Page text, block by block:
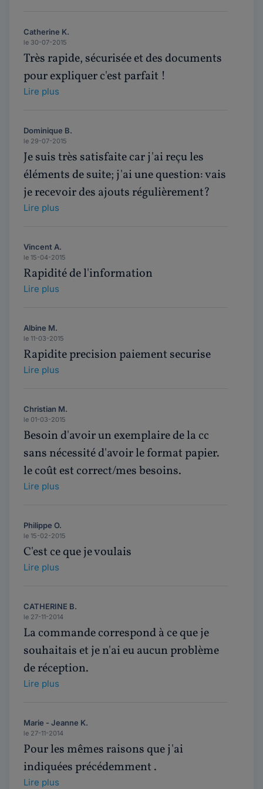
Catherine K.
le 30-07-2015
Très rapide, sécurisée et des documents
pour expliquer c'est parfait !
Lire plus
Dominique B.
le 29-07-2015
Je suis très satisfaite car j'ai reçu les
éléments de suite; j'ai une question: vais
je recevoir des ajouts régulièrement?
Lire plus
Vincent A.
le 15-04-2015
Rapidité de l'information
Lire plus
Albine M.
le 11-03-2015
Rapidite precision paiement securise
Lire plus
Christian M.
le 01-03-2015
Besoin d'avoir un exemplaire de la cc
sans nécessité d'avoir le format papier.
le coût est correct/mes besoins.
Lire plus
Philippe O.
le 15-02-2015
C'est ce que je voulais
Lire plus
CATHERINE B.
le 27-11-2014
La commande correspond à ce que je
souhaitais et je n'ai eu aucun problème
de réception.
Lire plus
Marie - Jeanne K.
le 27-11-2014
Pour les mêmes raisons que j'ai
indiquées précédemment .
Lire plus